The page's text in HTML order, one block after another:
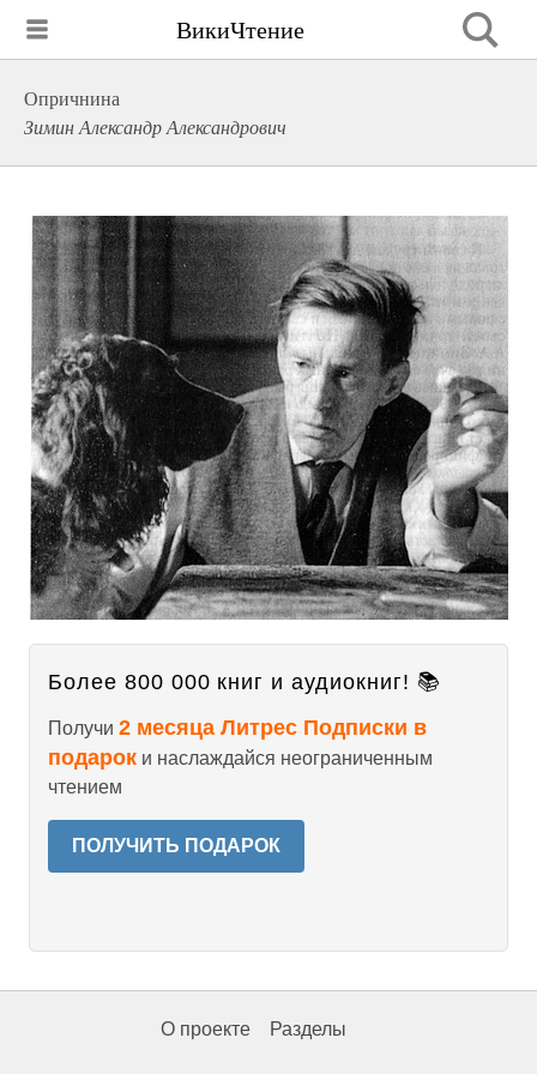
ВикиЧтение
Опричнина
Зимин Александр Александрович
Более 800 000 книг и аудиокниг! 📚
Получи 2 месяца Литрес Подписки в
подарок и наслаждайся неограниченным
чтением
ПОЛУЧИТЬ ПОДАРОК
О проекте Разделы